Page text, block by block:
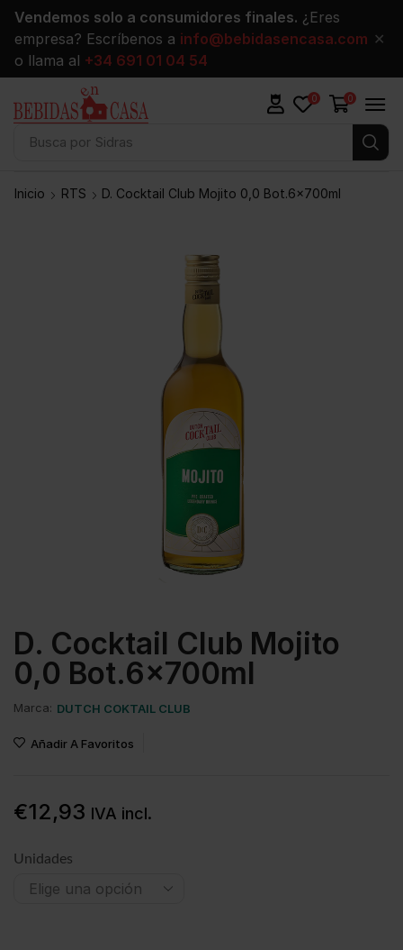
Vendemos solo a consumidores finales. ¿Eres
empresa? Escríbenos a info@bebidasencasa.com
o llama al +34 691 01 04 54
✕
Busca por Sidras
0 0
Inicio RTS D. Cocktail Club Mojito 0,0 Bot.6x700ml
D. Cocktail Club Mojito
0,0 Bot.6x700ml
Marca: DUTCH COKTAIL CLUB
Añadir A Favoritos
€12,93 IVA incl.
Unidades